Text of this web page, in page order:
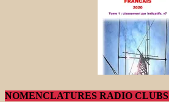
NOMENCLATURES RADIO CLUBS